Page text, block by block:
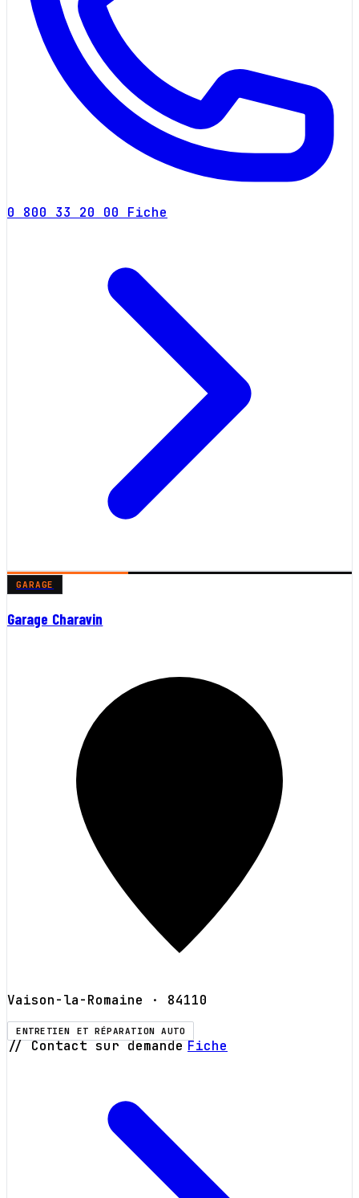
0 800 33 20 00 Fiche
GARAGE
Garage Charavin
Vaison-la-Romaine · 84110
ENTRETIEN ET RÉPARATION AUTO
// Contact sur demande Fiche